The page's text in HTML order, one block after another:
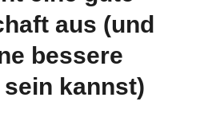
aus (und
bessere
kannst)